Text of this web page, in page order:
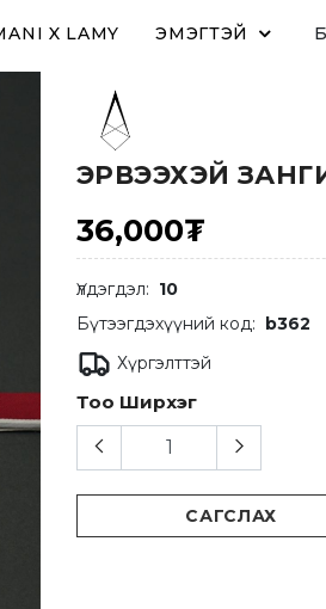
X LAMY ЭМЭГТЭЙ
ЭРВЭЭХЭЙ
36,000₮
Үлдэгдэл: 10
Бүтээгдэхүүний код: b362
Хүргэлттэй
Тоо Ширхэг
САГСЛАХ